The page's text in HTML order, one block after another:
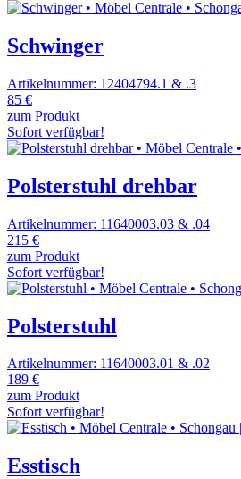
Schwinger
Artikelnummer: 12404794.1 & .3
85 €
zum Produkt
Sofort verfügbar!
Polsterstuhl drehbar
Artikelnummer: 11640003.03 & .04
215 €
zum Produkt
Sofort verfügbar!
Polsterstuhl
Artikelnummer: 11640003.01 & .02
189 €
zum Produkt
Sofort verfügbar!
Esstisch